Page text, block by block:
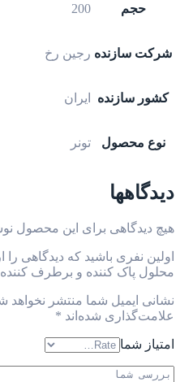
حجم 200
شرکت سازنده رجین رخ
کشور سازنده ایران
نوع محصول تونر
دیدگاهها
هیچ دیدگاهی برای این محصول
اولین نفری باشید که دیدگاهی را
محلول پاک کننده و برطرف
نشانی ایمیل شما منتشر نخواهد
علامت‌گذاری شده‌اند *
امتیاز شما